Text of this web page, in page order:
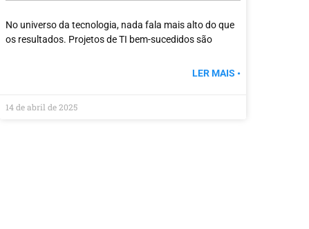
No universo da tecnologia, nada fala mais alto do que
os resultados. Projetos de TI bem-sucedidos são
LER MAIS •
14 de abril de 2025